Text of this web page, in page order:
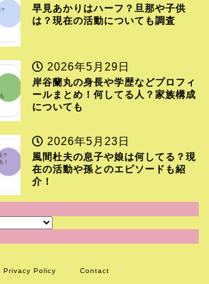
早見あかりはハーフ？旦那や子供
は？現在の活動についても調査
2026年5月29日
岸谷蘭丸の身長や学歴などプロフィ
ールまとめ！何してる人？家族構成
についても
2026年5月23日
風間杜夫の息子や娘は何してる？現
在の活動や孫とのエピソードも紹
介！
Privacy Policy Contact